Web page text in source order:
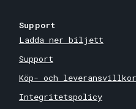
Support
Ladda ner biljett
Support
Köp- och leveransvillkor
Integritetspolicy